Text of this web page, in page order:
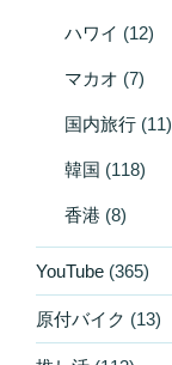
ハワイ (12)
マカオ (7)
国内旅行 (11)
韓国 (118)
香港 (8)
YouTube (365)
原付バイク (13)